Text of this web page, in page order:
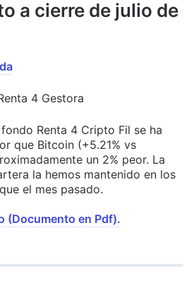
a cierre de julio de
4 Gestora
Renta 4 Cripto Fil se ha
que Bitcoin (+5.21% vs
un 2% peor. La
la hemos mantenido en los
el mes pasado.
(Documento en Pdf).